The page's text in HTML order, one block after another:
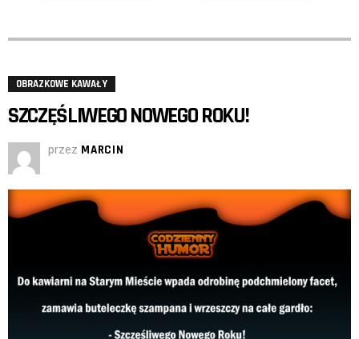
OBRAZKOWE KAWAŁY
SZCZĘŚLIWEGO NOWEGO ROKU!
przez MARCIN